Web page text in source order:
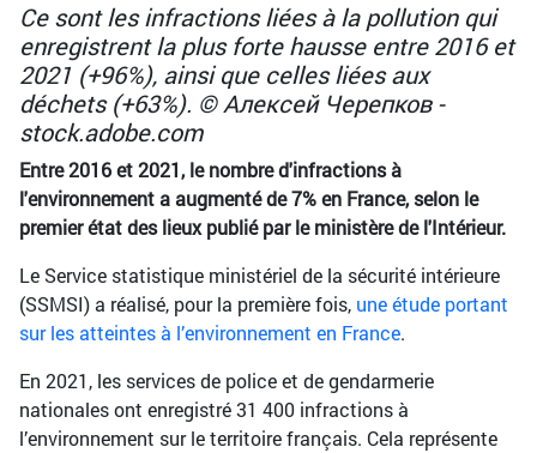
Ce sont les infractions liées à la pollution qui
enregistrent la plus forte hausse entre 2016 et
2021 (+96%), ainsi que celles liées aux
déchets (+63%). © Алексей Черепков -
stock.adobe.com
Entre 2016 et 2021, le nombre d'infractions à
l'environnement a augmenté de 7% en France, selon le
premier état des lieux publié par le ministère de l'Intérieur.
Le Service statistique ministériel de la sécurité intérieure
(SSMSI) a réalisé, pour la première fois, une étude portant
sur les atteintes à l’environnement en France.
En 2021, les services de police et de gendarmerie
nationales ont enregistré 31 400 infractions à
l’environnement sur le territoire français. Cela représente